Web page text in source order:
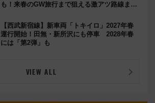
も！来春のGW旅行まで狙える激アツ路線まと
【西武新宿線】新車両「トキイロ」2027年春
運行開始！田無・新所沢にも停車 2028年春
には「第2弾」も
VIEW ALL